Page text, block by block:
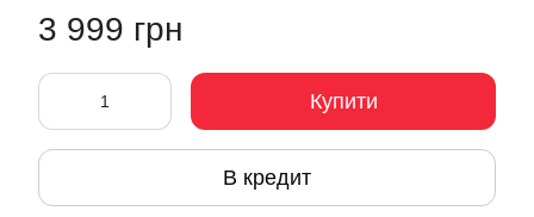
3 999 грн
Купити
В кредит